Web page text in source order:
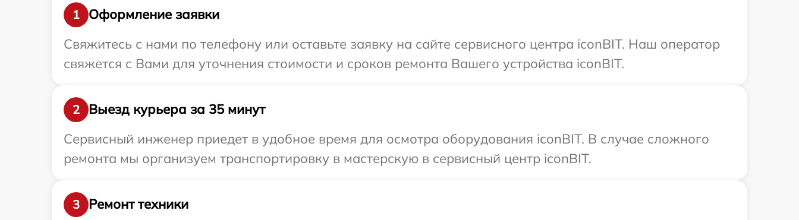
1
Оформление заявки
Свяжитесь с нами по телефону или оставьте заявку на сайте сервисного центра iconBIT. Наш оператор
свяжется с Вами для уточнения стоимости и сроков ремонта Вашего устройства iconBIT.
2
Выезд курьера за 35 минут
Сервисный инженер приедет в удобное время для осмотра оборудования iconBIT. В случае сложного
ремонта мы организуем транспортировку в мастерскую в сервисный центр iconBIT.
3
Ремонт техники